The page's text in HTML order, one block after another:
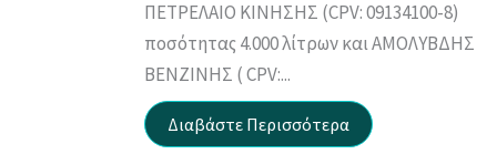
ΠΕΤΡΕΛΑΙΟ ΚΙΝΗΣΗΣ (CPV: 09134100-8)
ποσότητας 4.000 λίτρων και ΑΜΟΛΥΒΔΗΣ
ΒΕΝΖΙΝΗΣ ( CPV:...